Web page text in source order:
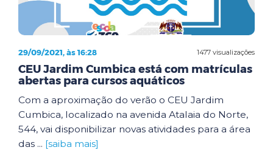
1477 visualizações
29/09/2021, às 16:28
CEU Jardim Cumbica está com matrículas
abertas para cursos aquáticos
Com a aproximação do verão o CEU Jardim
Cumbica, localizado na avenida Atalaia do Norte,
544, vai disponibilizar novas atividades para a área
das ... [saiba mais]